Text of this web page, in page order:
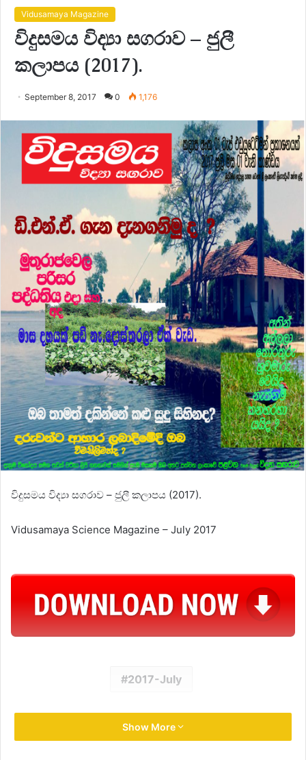
Vidusamaya Magazine
විදුසමය විද්‍යා සගරාව – ජුලී
කලාපය (2017).
September 8, 2017 0 1,176
විදුසමය විද්‍යා සගරාව – ජුලී කලාපය (2017).
Vidusamaya Science Magazine – July 2017
2017-July
Show More